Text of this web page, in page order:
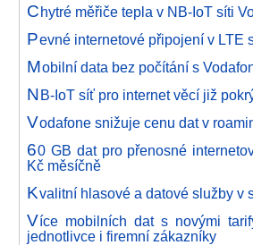
Chytré měřiče tepla v NB-IoT síti
Pevné internetové připojení v LTE
Mobilní data bez počítání s
NB-IoT síť pro internet věcí již
Vodafone snižuje cenu dat v
60 GB dat pro přenosné
Kč měsíčně
Kvalitní hlasové a datové služby v
Více mobilních dat s novými
jednotlivce i firemní zákazníky